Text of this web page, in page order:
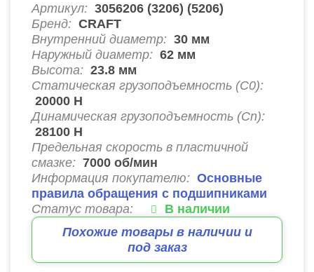
Артикул: 3056206 (3206) (5206)
Бренд: CRAFT
Внутренний диаметр: 30 мм
Наружный диаметр: 62 мм
Высота: 23.8 мм
Статическая грузоподъемность (C0):
20000 Н
Динамическая грузоподъемность (Cn):
28100 Н
Предельная скорость в пластичной
смазке: 7000 об/мин
Информация покупателю: Основные
правила обращения с подшипниками
Статус товара:
В наличии
Похожие товары в наличии и
под заказ